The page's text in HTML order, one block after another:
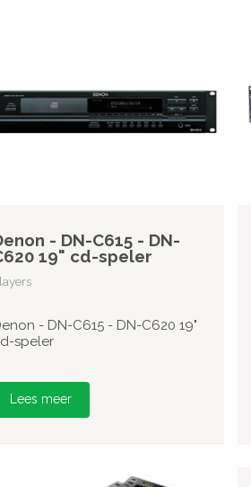
- DN-C615 - DN-
19" cd-speler
- DN-C615 - DN-C620 19"
speler
Lees meer